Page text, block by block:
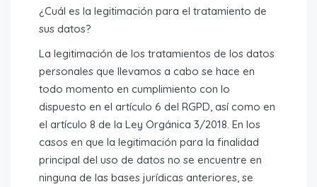
¿Cuál es la legitimación para el tratamiento de
sus datos?
La legitimación de los tratamientos de los datos
personales que llevamos a cabo se hace en
todo momento en cumplimiento con lo
dispuesto en el artículo 6 del RGPD, así como en
el artículo 8 de la Ley Orgánica 3/2018. En los
casos en que la legitimación para la finalidad
principal del uso de datos no se encuentre en
ninguna de las bases jurídicas anteriores, se